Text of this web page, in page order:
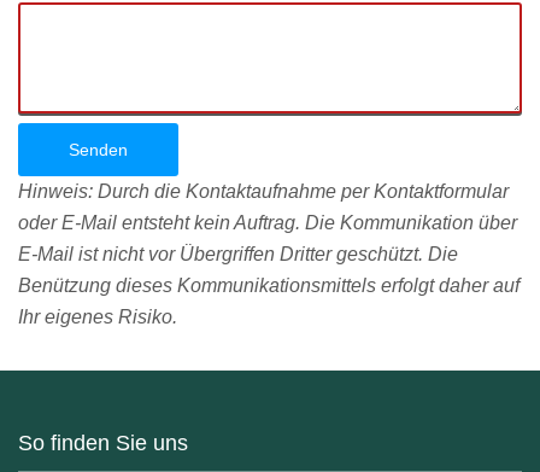
Senden
Hinweis: Durch die Kontaktaufnahme per Kontaktformular
oder E-Mail entsteht kein Auftrag. Die Kommunikation über
E-Mail ist nicht vor Übergriffen Dritter geschützt. Die
Benützung dieses Kommunikationsmittels erfolgt daher auf
Ihr eigenes Risiko.
So finden Sie uns